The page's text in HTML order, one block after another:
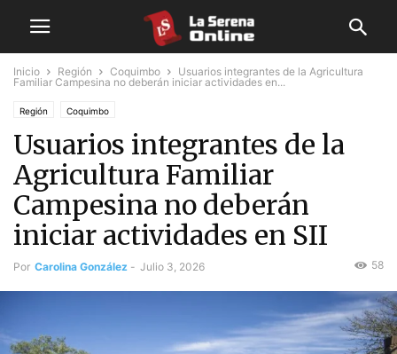
Inicio Región Coquimbo
Usuarios integrantes de la Agricultura
Familiar Campesina no deberán iniciar actividades en...
Región Coquimbo
Usuarios integrantes de la
Agricultura Familiar
Campesina no deberán
iniciar actividades en SII
Por Carolina González - Julio 3, 2026 58